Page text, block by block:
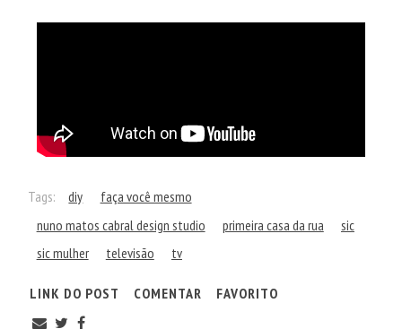
Tags: diy
faça você mesmo
nuno matos cabral design studio
primeira casa da rua
sic
sic mulher
televisão tv
LINK DO POST COMENTAR FAVORITO